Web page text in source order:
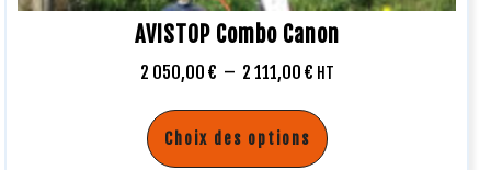
AVISTOP Combo Canon
2 050,00 € – 2 111,00 € HT
Choix des options